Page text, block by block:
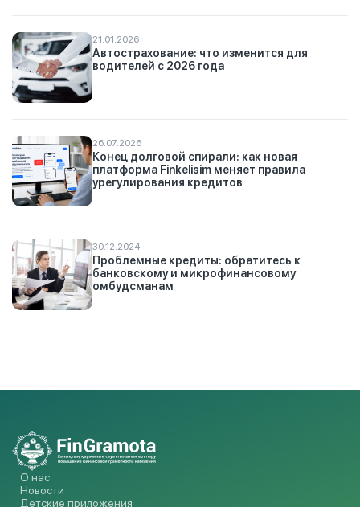
21.01.2026
Автострахование: что изменится для
водителей с 2026 года
26.07.2026
Конец долговой спирали: как новая
платформа Finkelisim меняет правила
урегулирования кредитов
30.12.2024
Проблемные кредиты: обратитесь к
банковскому и микрофинансовому
омбудсманам
О нас
Новости
Детские приложения